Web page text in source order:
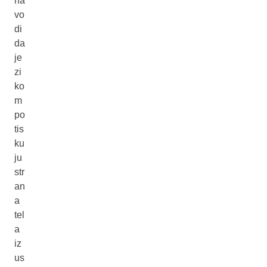
vo
di
da
je
zi
ko
m
po
tis
ku
ju
str
an
a
tel
a
iz
us